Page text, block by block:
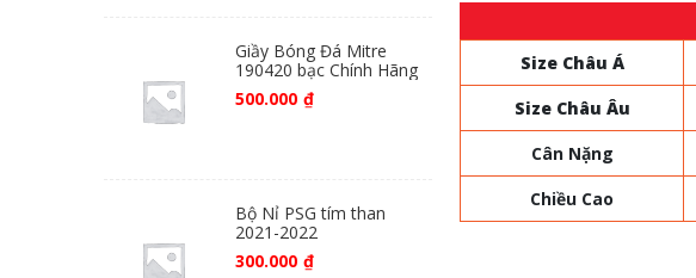
Size Châu Á
Size Châu Âu
Cân Nặng
Chiều Cao
Giầy Bóng Đá Mitre
190420 bạc Chính Hãng
500.000 ₫
Bộ Nỉ PSG tím than
2021-2022
300.000 ₫